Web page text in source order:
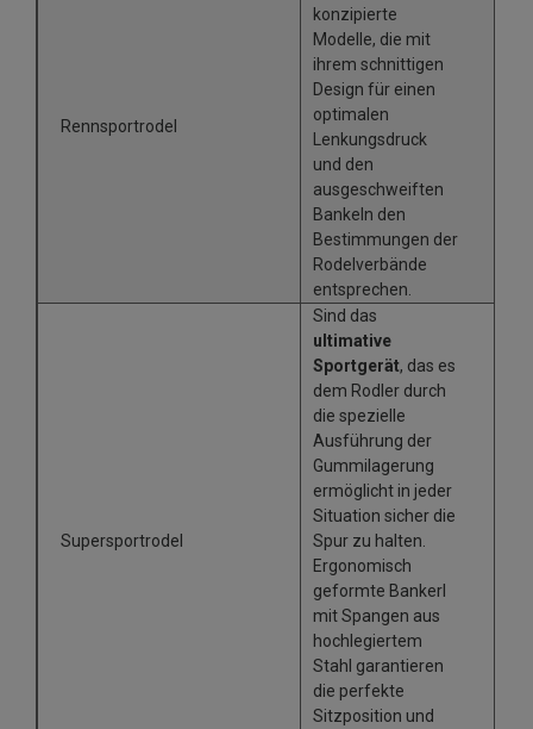
Rennsportrodel
konzipierte
Modelle, die mit
ihrem schnittigen
Design für einen
optimalen
Lenkungsdruck
und den
ausgeschweiften
Bankeln den
Bestimmungen der
Rodelverbände
entsprechen.
Supersportrodel
Sind das
ultimative
Sportgerät, das es
dem Rodler durch
die spezielle
Ausführung der
Gummilagerung
ermöglicht in jeder
Situation sicher die
Spur zu halten.
Ergonomisch
geformte Bankerl
mit Spangen aus
hochlegiertem
Stahl garantieren
die perfekte
Sitzposition und